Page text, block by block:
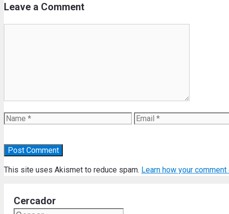
Leave a Comment
Name Email
This site uses Akismet to reduce spam. Learn how your
Cercador